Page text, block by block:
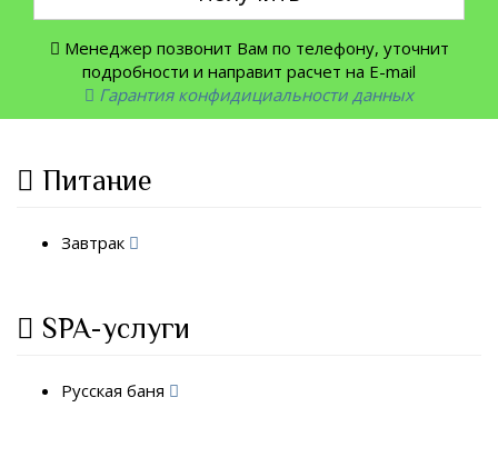
Менеджер позвонит Вам по телефону, уточнит
подробности и направит расчет на E-mail
Гарантия конфидициальности данных
Питание
Завтрак
SPA-услуги
Русская баня